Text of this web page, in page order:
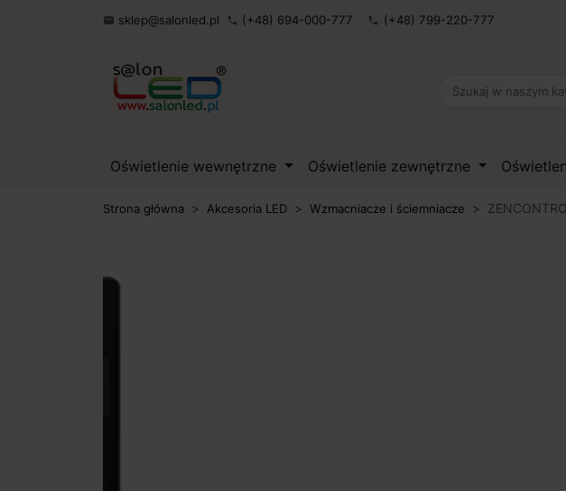
 sklep@salonled.pl phone (+48) 694-000-777 phone (+48) 799-220-777
Oświetlenie wewnętrzne Oświetlenie zewnętrzne
Strona główna Akcesoria LED Wzmacniacze i ściemniacze